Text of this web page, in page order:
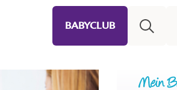
BABYCLUB